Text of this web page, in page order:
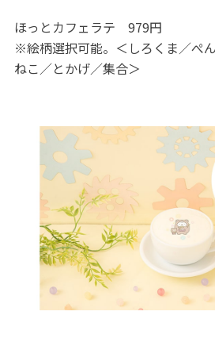
ほっとカフェラテ 979円
※絵柄選択可能。＜しろくま／ぺ
ねこ／とかげ／集合＞